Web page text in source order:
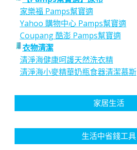
家樂福 Pamps幫寶適
Yahoo 購物中心 Pamps幫寶適
Coupang 酷澎 Pamps幫寶適
衣物清潔
清淨海健康呵護天然洗衣精
清淨海小麥精華奶瓶食器清潔慕斯
家居生活
生活中省錢工具